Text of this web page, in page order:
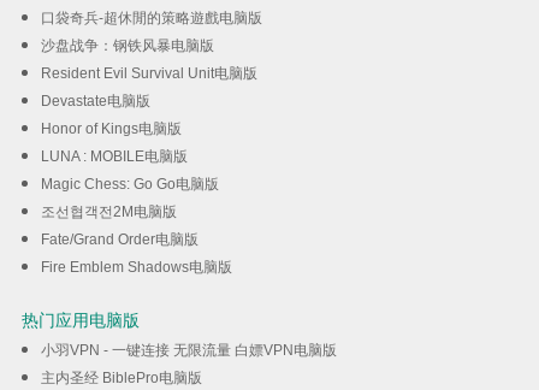
口袋奇兵-超休閒的策略遊戲电脑版
沙盘战争：钢铁风暴电脑版
Resident Evil Survival Unit电脑版
Devastate电脑版
Honor of Kings电脑版
LUNA : MOBILE电脑版
Magic Chess: Go Go电脑版
조선협객전2M电脑版
Fate/Grand Order电脑版
Fire Emblem Shadows电脑版
热门应用电脑版
小羽VPN - 一键连接 无限流量 白嫖VPN电脑版
主内圣经 BiblePro电脑版